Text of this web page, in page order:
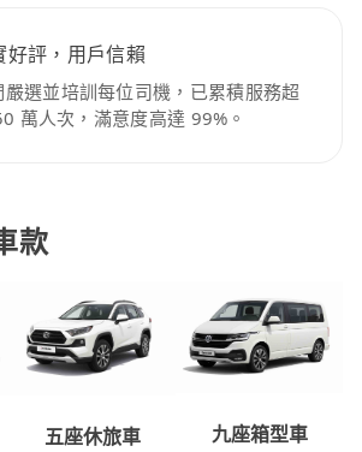
好評，用戶信賴
嚴選並培訓每位司機，已累積服務超
萬人次，滿意度高達 99%。
款
五座休旅車
九座箱型車